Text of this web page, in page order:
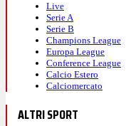
Live
Serie A
Serie B
Champions League
Europa League
Conference League
Calcio Estero
Calciomercato
ALTRI SPORT